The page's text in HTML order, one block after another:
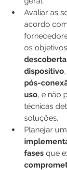
Avaliar as
acordo
os
dispositivo,
pós-
uso, e não
técnicas
soluções.
Planejar
fases que